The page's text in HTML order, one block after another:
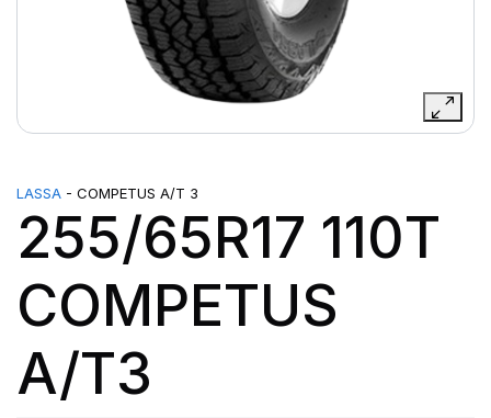
LASSA - COMPETUS A/T 3
255/65R17 110T
COMPETUS
A/T3